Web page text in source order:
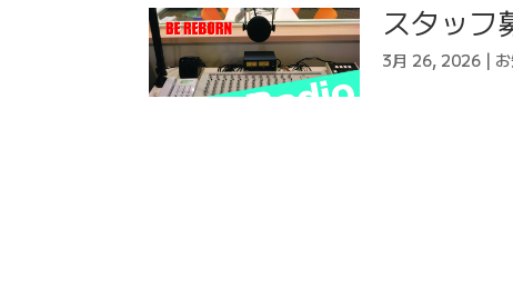
スタッフ
3月 26, 2026 |